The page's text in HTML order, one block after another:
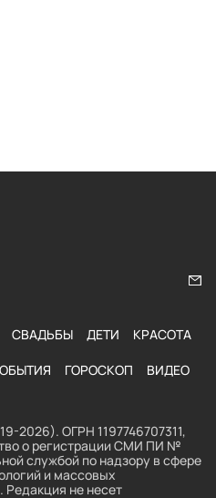
СВАДЬБЫ ДЕТИ КРАСОТА
ГОРОСКОП ВИДЕО
2026). ОГРН 1197746707311,
о регистрации СМИ ПИ №
службой по надзору в сфере
и массовых
Редакция не несет